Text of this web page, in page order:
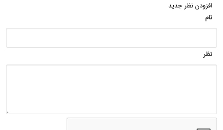
افزودن نظر جدید
نام
نظر